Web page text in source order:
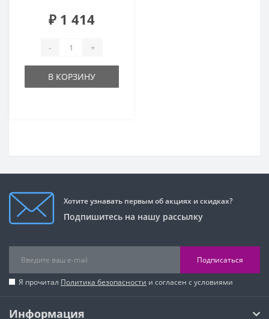
₽ 1 414
- +
В КОРЗИНУ
Хотите узнавать первым об акциях и скидках?
Подпишитесь на нашу рассылку
Подписаться
Я прочитал Политика безопасности и согласен с условиями
Информация